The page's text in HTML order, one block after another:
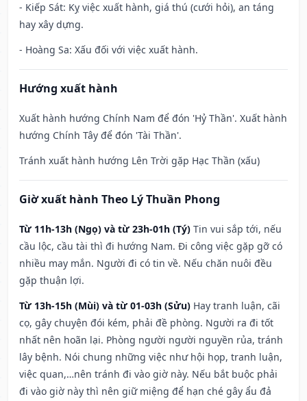
- Kiếp Sát: Kỵ việc xuất hành, giá thú (cưới hỏi), an táng
hay xây dựng.
- Hoàng Sa: Xấu đối với việc xuất hành.
Hướng xuất hành
Xuất hành hướng Chính Nam để đón 'Hỷ Thần'. Xuất hành
hướng Chính Tây để đón 'Tài Thần'.
Tránh xuất hành hướng Lên Trời gặp Hạc Thần (xấu)
Giờ xuất hành Theo Lý Thuần Phong
Từ 11h-13h (Ngọ) và từ 23h-01h (Tý) Tin vui sắp tới, nếu
cầu lộc, cầu tài thì đi hướng Nam. Đi công việc gặp gỡ có
nhiều may mắn. Người đi có tin về. Nếu chăn nuôi đều
gặp thuận lợi.
Từ 13h-15h (Mùi) và từ 01-03h (Sửu) Hay tranh luận, cãi
cọ, gây chuyện đói kém, phải đề phòng. Người ra đi tốt
nhất nên hoãn lại. Phòng người người nguyền rủa, tránh
lây bệnh. Nói chung những việc như hội họp, tranh luận,
việc quan,…nên tránh đi vào giờ này. Nếu bắt buộc phải
đi vào giờ này thì nên giữ miệng để hạn ché gây ẩu đả